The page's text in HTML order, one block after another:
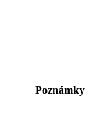
Poznámky